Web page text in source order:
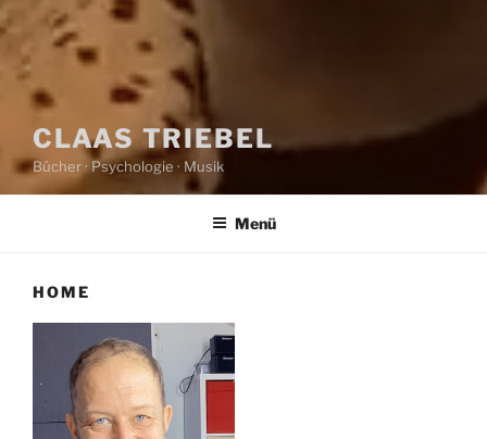
CLAAS TRIEBEL
Bücher · Psychologie · Musik
Menü
HOME